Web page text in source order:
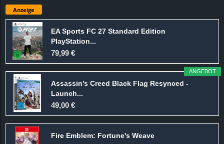
Anzeige
EA Sports FC 27 Standard Edition
PlayStation...
79,99 €
ANGEBOT
Assassin’s Creed Black Flag Resynced -
Launch...
49,00 €
Fire Emblem: Fortune's Weave